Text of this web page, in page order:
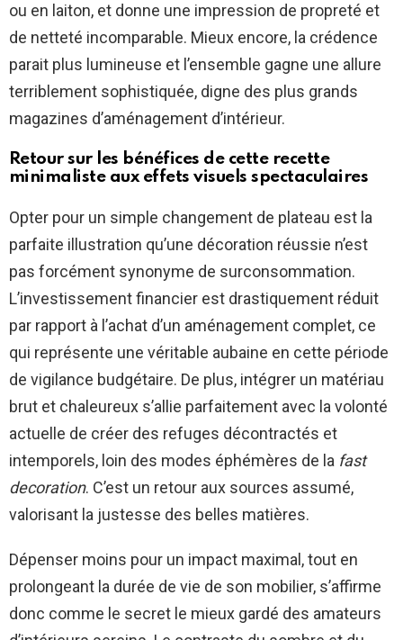
ou en laiton, et donne une impression de propreté et
de netteté incomparable. Mieux encore, la crédence
parait plus lumineuse et l’ensemble gagne une allure
terriblement sophistiquée, digne des plus grands
magazines d’aménagement d’intérieur.
Retour sur les bénéfices de cette recette
minimaliste aux effets visuels spectaculaires
Opter pour un simple changement de plateau est la
parfaite illustration qu’une décoration réussie n’est
pas forcément synonyme de surconsommation.
L’investissement financier est drastiquement réduit
par rapport à l’achat d’un aménagement complet, ce
qui représente une véritable aubaine en cette période
de vigilance budgétaire. De plus, intégrer un matériau
brut et chaleureux s’allie parfaitement avec la volonté
actuelle de créer des refuges décontractés et
intemporels, loin des modes éphémères de la fast
decoration. C’est un retour aux sources assumé,
valorisant la justesse des belles matières.
Dépenser moins pour un impact maximal, tout en
prolongeant la durée de vie de son mobilier, s’affirme
donc comme le secret le mieux gardé des amateurs